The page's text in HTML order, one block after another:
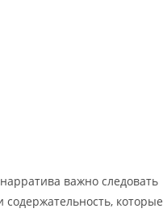
важно следовать
которые